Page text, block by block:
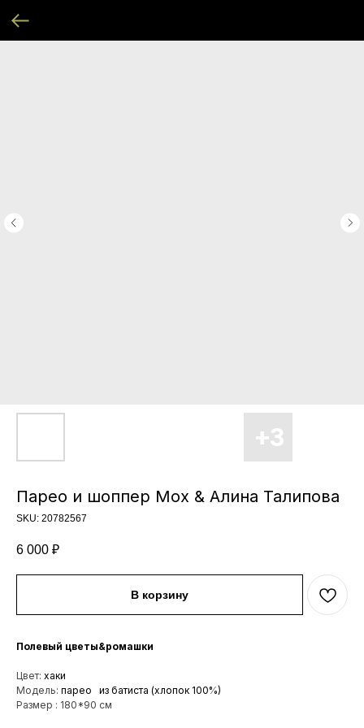
Парео и шоппер Moх & Алина Талипова
SKU: 20782567
6 000 ₽
В корзину
Полевый цветы&ромашки
Цвет: хаки
Модель: парео из батиста (хлопок 100%)
Размер : 180*90 см